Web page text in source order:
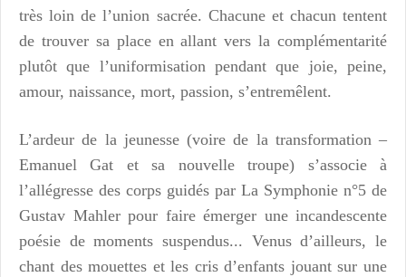
très loin de l’union sacrée. Chacune et chacun tentent
de trouver sa place en allant vers la complémentarité
plutôt que l’uniformisation pendant que joie, peine,
amour, naissance, mort, passion, s’entremêlent.
L’ardeur de la jeunesse (voire de la transformation –
Emanuel Gat et sa nouvelle troupe) s’associe à
l’allégresse des corps guidés par La Symphonie n°5 de
Gustav Mahler pour faire émerger une incandescente
poésie de moments suspendus... Venus d’ailleurs, le
chant des mouettes et les cris d’enfants jouant sur une